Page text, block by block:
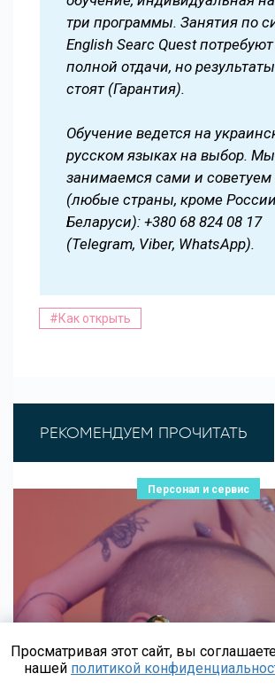
три программы. Занятия по
English Searc Quest
полной отдачи, но
стоят (Гарантия).
Обучение ведется на
русском языках на выбор. Мы
занимаемся сами и
(любые страны, кроме
Беларуси): +380 68 824 08 17
(Telegram, Viber, WhatsApp).
#Как открыть
РЕКОМЕНДУЕМ ПРОЧИТАТЬ
Персонал и сервис
07 мая 2025
Просматривая этот сайт, вы
нашей политикой